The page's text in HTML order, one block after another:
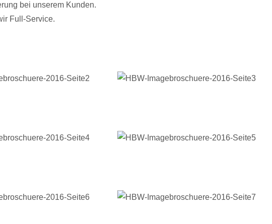
bei unserem Kunden.
Full-Service.